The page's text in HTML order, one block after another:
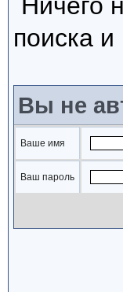
поиска и
Вы не
Ваше имя
Ваш пароль